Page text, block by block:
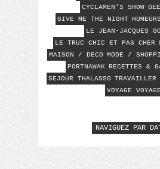
CYCLAMEN'S SHOW
GIVE ME THE NIGHT HUMEURS
LE JEAN-JACQUES
LE TRUC CHIC ET PAS CHER
MAISON / DECO MODE /
PORTNAWAK RECETTES &
SEJOUR THALASSO TRAVAILLER
VOYAGE VOYAGE
NAVIGUEZ PAR